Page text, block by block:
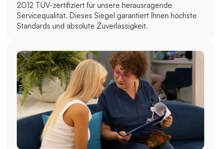
2012 TÜV-zertifiziert für unsere herausragende
Servicequalität. Dieses Siegel garantiert Ihnen höchste
Standards und absolute Zuverlässigkeit.